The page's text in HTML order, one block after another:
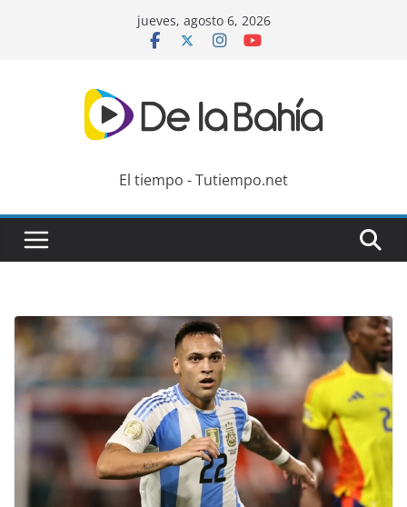
jueves, agosto 6, 2026
El tiempo - Tutiempo.net